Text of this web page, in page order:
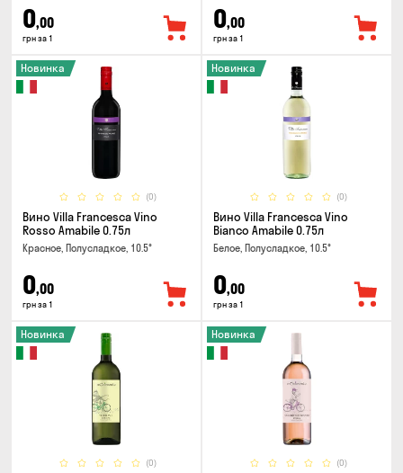
0,00
грн за 1
0,00
грн за 1
(0)
Новинка
Вино Villa Francesca Vino
Rosso Amabile 0.75л
Красное, Полусладкое, 10.5°
0,00
грн за 1
(0)
Новинка
Вино Villa Francesca Vino
Bianco Amabile 0.75л
Белое, Полусладкое, 10.5°
0,00
грн за 1
(0)
Новинка
(0)
Новинка